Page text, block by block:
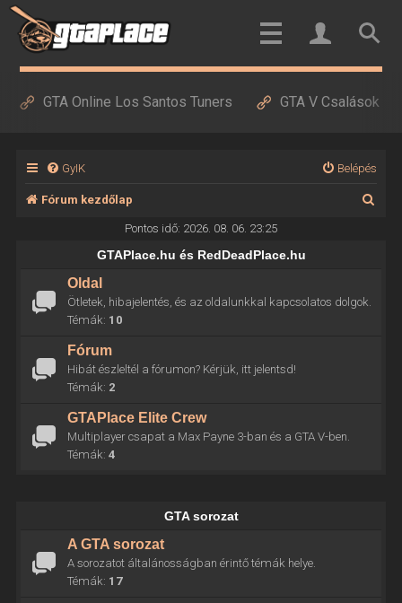
GTA Online Los Santos Tuners GTA V Csalások
GyIK Belépés
Fórum kezdőlap
Pontos idő: 2026. 08. 06. 23:25
GTAPlace.hu és RedDeadPlace.hu
Oldal
Ötletek, hibajelentés, és az oldalunkkal kapcsolatos dolgok.
Témák: 10
Fórum
Hibát észleltél a fórumon? Kérjük, itt jelentsd!
Témák: 2
GTAPlace Elite Crew
Multiplayer csapat a Max Payne 3-ban és a GTA V-ben.
Témák: 4
GTA sorozat
A GTA sorozat
A sorozatot általánosságban érintő témák helye.
Témák: 17